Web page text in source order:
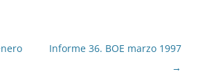
Informe 36. BOE marzo 1997
→